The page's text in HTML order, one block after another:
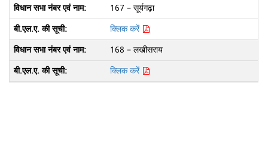
167 – सूर्यगढ़ा
क्लिक करें
168 – लखीसराय
क्लिक करें